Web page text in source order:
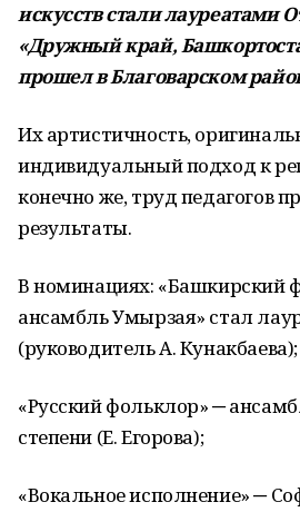
искусств стали лауреатами
«Дружный край,
прошел в Благоварском
Их артистичность,
индивидуальный подход к
конечно же, труд педагогов
результаты.
В номинациях: «Башкирский
ансамбль Умырзая» стал
(руководитель А. Кунакбаева);
«Русский фольклор» ─
степени (Е. Егорова);
«Вокальное исполнение» ─